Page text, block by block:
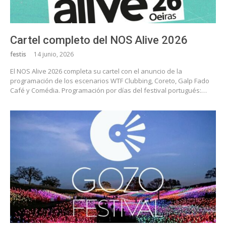
Cartel completo del NOS Alive 2026
festis 14 junio, 2026
El NOS Alive 2026 completa su cartel con el anuncio de la
programación de los escenarios WTF Clubbing, Coreto, Galp Fado
Café y Comédia. Programación por días del festival portugués:…